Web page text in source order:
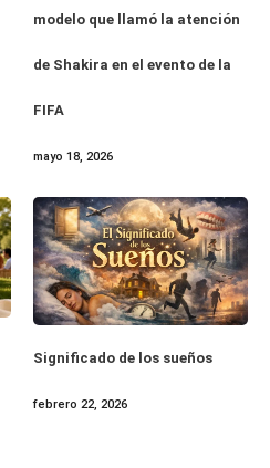
modelo que llamó la atención
de Shakira en el evento de la
FIFA
mayo 18, 2026
Significado de los sueños
febrero 22, 2026